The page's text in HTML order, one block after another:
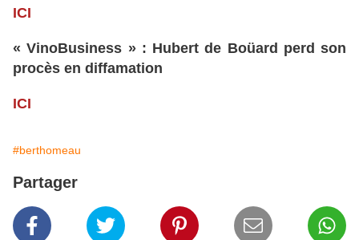
ICI
« VinoBusiness » : Hubert de Boüard perd son
procès en diffamation
ICI
#berthomeau
Partager